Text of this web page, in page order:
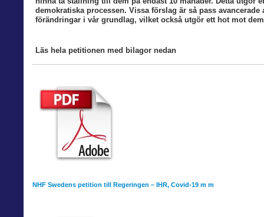
demokratiska processen. Vissa förslag är så pass avancerade
förändringar i vår grundlag, vilket också utgör ett hot mot
Läs hela petitionen med bilagor nedan
NHF Swedens petition till Regeringen – IHR, Covid-19 m m